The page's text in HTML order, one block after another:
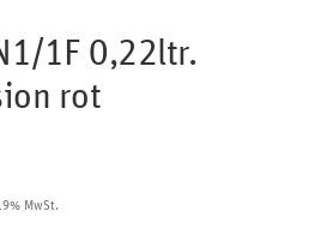
1F 0,22ltr.
rot
MwSt.